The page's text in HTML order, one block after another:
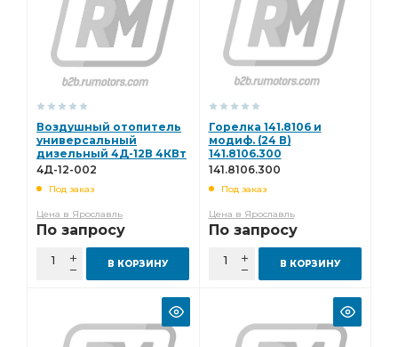
Воздушный отопитель
универсальный
дизельный 4Д-12В 4КВт
(бак 8л)
002
4Д-12-002
Под заказ
Цена в Ярославль
По запросу
В КОРЗИНУ
Горелка 141.8106 и
модиф. (24 В)
141.8106.300
141.8106.300
Под заказ
Цена в Ярославль
По запросу
В КОРЗИНУ